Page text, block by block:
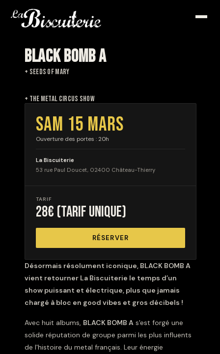
BLACK BOMB A
+ SEEDS OF MARY
+ THE METAL CIRCUS SHOW
Désormais résolument iconique, BLACK BOMB A
vient retourner La Biscuiterie le temps d’un
show puissant et électrique, plus que jamais
chargé à bloc en good vibes et gros décibels !
Avec huit albums, BLACK BOMB A s'est forgé une
solide réputation de groupe parmi les plus influents
de l'histoire du metal français. Leur énergie
SAM 15 MARS
Ouverture des portes : 20h
La Biscuiterie
53 rue Paul Doucet, 02400 Château-Thierry
TARIF
28€ (tarif unique)
RÉSERVER